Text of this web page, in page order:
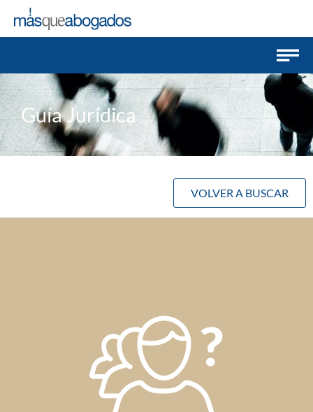
Guía Jurídica
VOLVER A BUSCAR